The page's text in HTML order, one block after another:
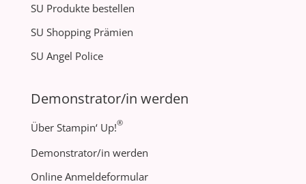
SU Produkte bestellen
SU Shopping Prämien
SU Angel Police
Demonstrator/in werden
Über Stampin‘ Up!®
Demonstrator/in werden
Online Anmeldeformular